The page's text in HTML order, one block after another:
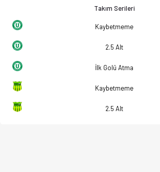
Takım Serileri
Kaybetmeme
2.5 Alt
İlk Golü Atma
Kaybetmeme
2.5 Alt